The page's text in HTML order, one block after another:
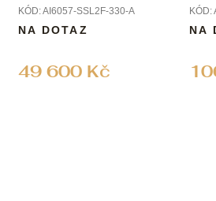
KÓD:AI6057-SSL2F-330-A
49 600 Kč
NA DOTAZ
KÓD:
NA